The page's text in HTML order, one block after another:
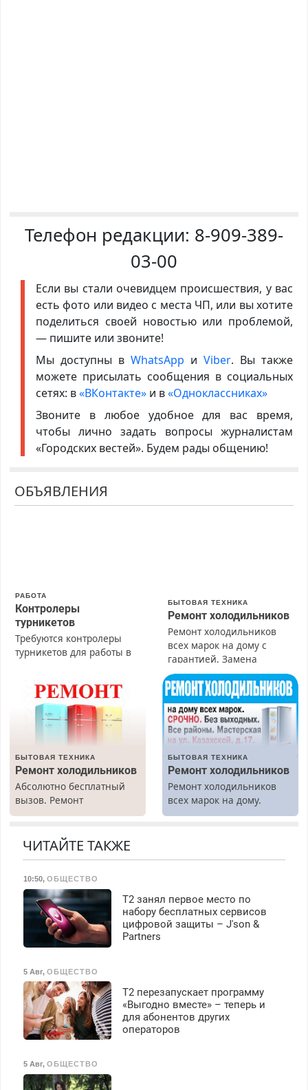
Телефон редакции: 8-909-389-
03-00
Если вы стали очевидцем происшествия, у вас
есть фото или видео с места ЧП, или вы хотите
поделиться своей новостью или проблемой,
— пишите или звоните!
Мы доступны в WhatsApp иViber. Вы также
можете присылать сообщения в социальных
сетях: в«ВКонтакте»и в«Одноклассниках»
Звоните в любое удобное для вас время,
чтобы лично задать вопросы журналистам
«Городских вестей». Будем рады общению!
ОБЪЯВЛЕНИЯ
РАБОТА
Контролеры
турникетов
Требуются контролеры
турникетов для работы в
Прием по ТК РФ. График
работы любой.
Бесплатное проживание.
З/п – до 96000 рублей до
Ежемесячно
выплачивается денежная
премия. Возможно
бесплатное обучение,
получение документов,
транспортной
безопасности с з/п до
БЫТОВАЯ ТЕХНИКА
Ремонт холодильников
Ремонт холодильников
всех марок на дому с
гарантией. Замена
резины. Качественно.
Недорого. Без выходных.
Все районы. Скидка.
Вызов бесплатный.
БЫТОВАЯ ТЕХНИКА
Ремонт холодильников
Абсолютно бесплатный
вызов. Ремонт
холодильников всех
гарантией. Все р-ны.
40%. Мастер со стажем.
БЫТОВАЯ ТЕХНИКА
Ремонт холодильников
Ремонт холодильников
всех марок на дому.
ЧИТАЙТЕ ТАКЖЕ
10:50, ОБЩЕСТВО
Т2 занял первое место по
набору бесплатных сервисов
цифровой защиты – J'son &
Partners
5 Авг, ОБЩЕСТВО
Т2 перезапускает программу
«Выгодно вместе» – теперь и
для абонентов других
операторов
5 Авг, ОБЩЕСТВО